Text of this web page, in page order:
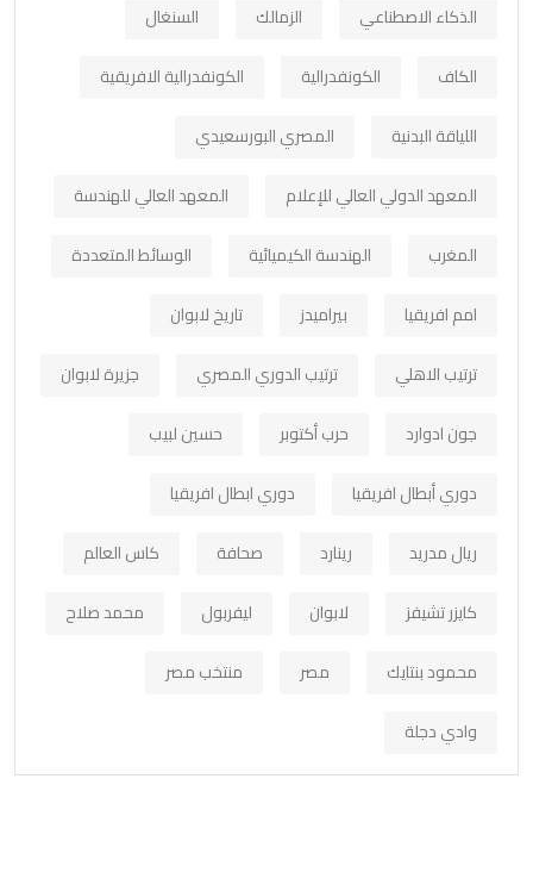
الذكاء الاصطناعي
الزمالك
السنغال
الكاف
الكونفدرالية
الكونفدرالية الافريقية
اللياقة البدنية
المصري البورسعيدي
المعهد الدولي العالي للإعلام
المعهد العالي للهندسة
المغرب
الهندسة الكيميائية
الوسائط المتعددة
امم افريقيا
بيراميدز
تاريخ لابوان
ترتيب الاهلي
ترتيب الدوري المصري
جزيرة لابوان
جون ادوارد
حرب أكتوبر
حسين لبيب
دوري أبطال افريقيا
دوري ابطال افريقيا
ريال مدريد
رينارد صحافة
كاس العالم
كايزر تشيفز
لابوان ليفربول
محمد صلاح
محمود بنتايك
مصر
منتخب مصر
وادي دجلة